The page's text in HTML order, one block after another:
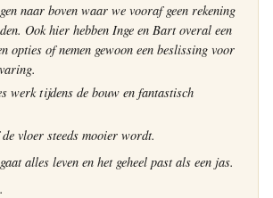
naar boven waar we vooraf geen rekening
Ook hier hebben Inge en Bart overal een
opties of nemen gewoon een beslissing voor
werk tijdens de bouw en fantastisch
vloer steeds mooier wordt.
alles leven en het geheel past als een jas.